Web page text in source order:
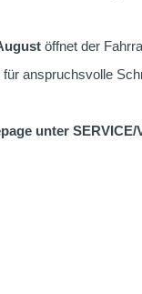
öffnet der
anspruchsvolle
unter